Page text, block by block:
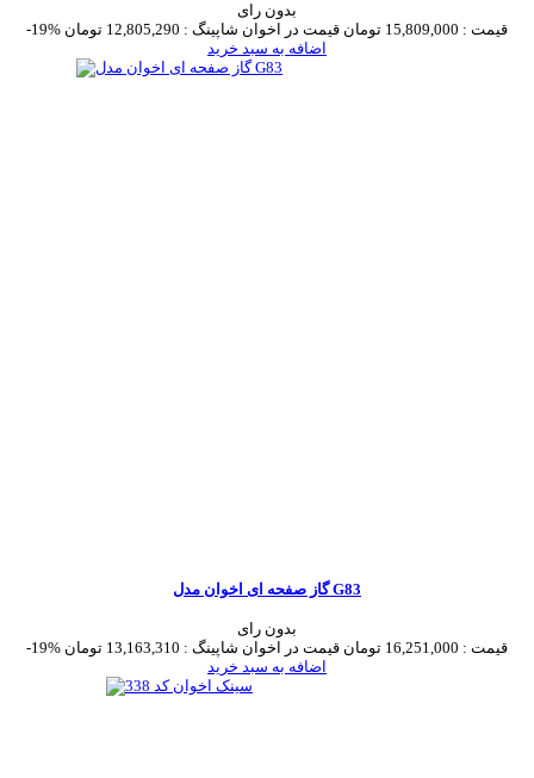
بدون رای
-19%
قیمت : 15,809,000 تومان قیمت در اخوان شاپینگ : 12,805,290 تومان
اضافه به سبد خرید
گاز صفحه ای اخوان مدل G83
بدون رای
-19%
قیمت : 16,251,000 تومان قیمت در اخوان شاپینگ : 13,163,310 تومان
اضافه به سبد خرید